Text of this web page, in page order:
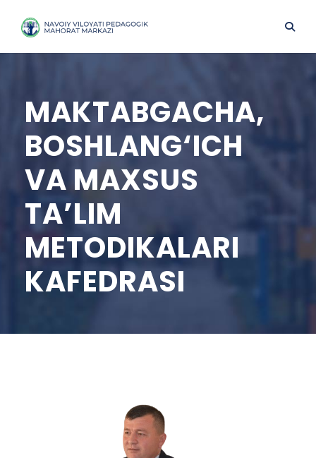
MAKTABGACHA,
BOSHLANG‘ICH
VA MAXSUS
TA’LIM
METODIKALARI
KAFEDRASI